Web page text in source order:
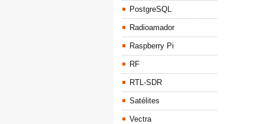
PostgreSQL
Radioamador
Raspberry Pi
RF
RTL-SDR
Satélites
Vectra